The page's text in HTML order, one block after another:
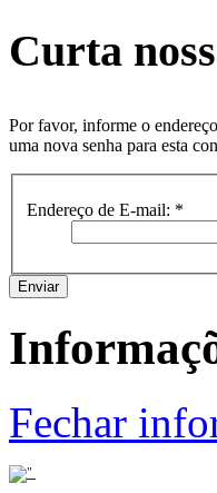
Curta
Por favor, informe o
uma nova senha para esta
Endereço de E-mail: *
Enviar
Fechar